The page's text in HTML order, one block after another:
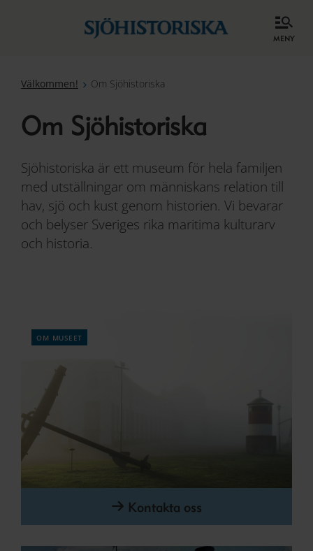
meny
Välkommen! Om Sjöhistoriska
Om Sjöhistoriska
Sjöhistoriska är ett museum för hela familjen
med utställningar om människans relation till
hav, sjö och kust genom historien. Vi bevarar
och belyser Sveriges rika maritima kulturarv
och historia.
om museet
Kontakta oss